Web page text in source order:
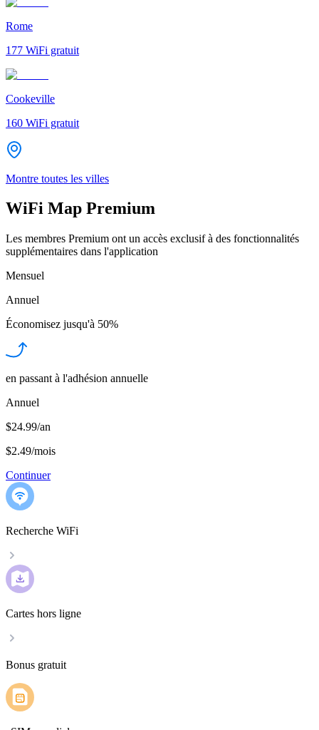
Rome
177 WiFi gratuit
Cookeville
160 WiFi gratuit
Montre toutes les villes
WiFi Map Premium
Les membres Premium ont un accès exclusif à des fonctionnalités
supplémentaires dans l'application
Mensuel
Annuel
Économisez jusqu'à 50%
en passant à l'adhésion annuelle
Annuel
$24.99/an
$2.49/mois
Continuer
Recherche WiFi
Cartes hors ligne
Bonus gratuit